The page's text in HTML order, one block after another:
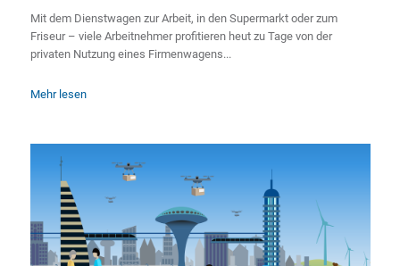
Mit dem Dienstwagen zur Arbeit, in den Supermarkt oder zum
Friseur – viele Arbeitnehmer profitieren heut zu Tage von der
privaten Nutzung eines Firmenwagens...
Mehr lesen